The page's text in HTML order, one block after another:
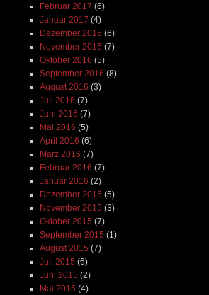
Februar 2017 (6)
Januar 2017 (4)
Dezember 2016 (6)
November 2016 (7)
Oktober 2016 (5)
September 2016 (8)
August 2016 (3)
Juli 2016 (7)
Juni 2016 (7)
Mai 2016 (5)
April 2016 (6)
März 2016 (7)
Februar 2016 (7)
Januar 2016 (2)
Dezember 2015 (5)
November 2015 (3)
Oktober 2015 (7)
September 2015 (1)
August 2015 (7)
Juli 2015 (6)
Juni 2015 (2)
Mai 2015 (4)